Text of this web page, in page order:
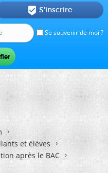
Se souvenir de moi ?
 S'inscrire
et élèves
après le BAC